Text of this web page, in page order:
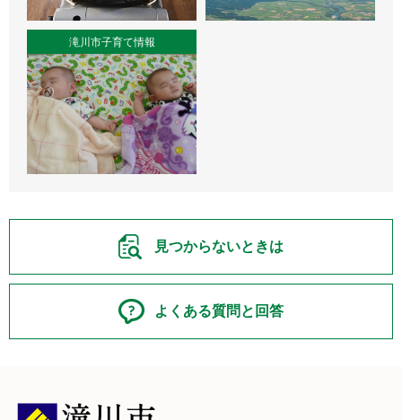
滝川市子育て情報
見つからないときは
よくある質問と回答